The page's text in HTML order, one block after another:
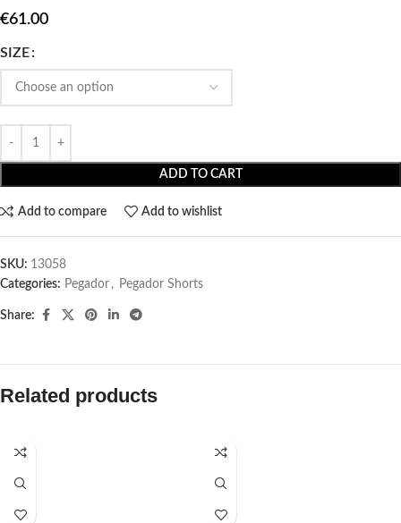
€61.00
SIZE
ADD TO CART
Add to compare Add to wishlist
SKU: 13058
Categories: Pegador​ , Pegador Shorts
Share:
Related products